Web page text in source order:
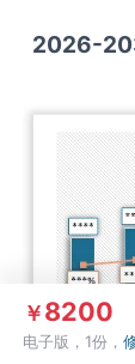
2026-
￥8200
电子版，1份，